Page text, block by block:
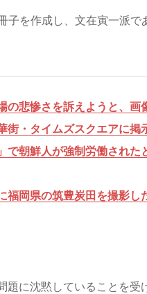
子を作成し、文在寅一派
の悲惨さを訴えようと、
街・タイムズスクエアに掲
朝鮮人が強制労働された
福岡県の筑豊炭田を撮影
に沈黙していることを受